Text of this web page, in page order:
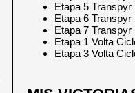
Etapa 5
Etapa 6
Etapa 7
Etapa 1 Volta
Etapa 3 Volta